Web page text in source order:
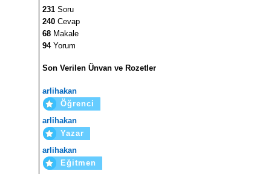
231 Soru
240 Cevap
68 Makale
94Yorum
Son Verilen Ünvan ve Rozetler
arlihakan
Öğrenci
arlihakan
Yazar
arlihakan
Eğitmen